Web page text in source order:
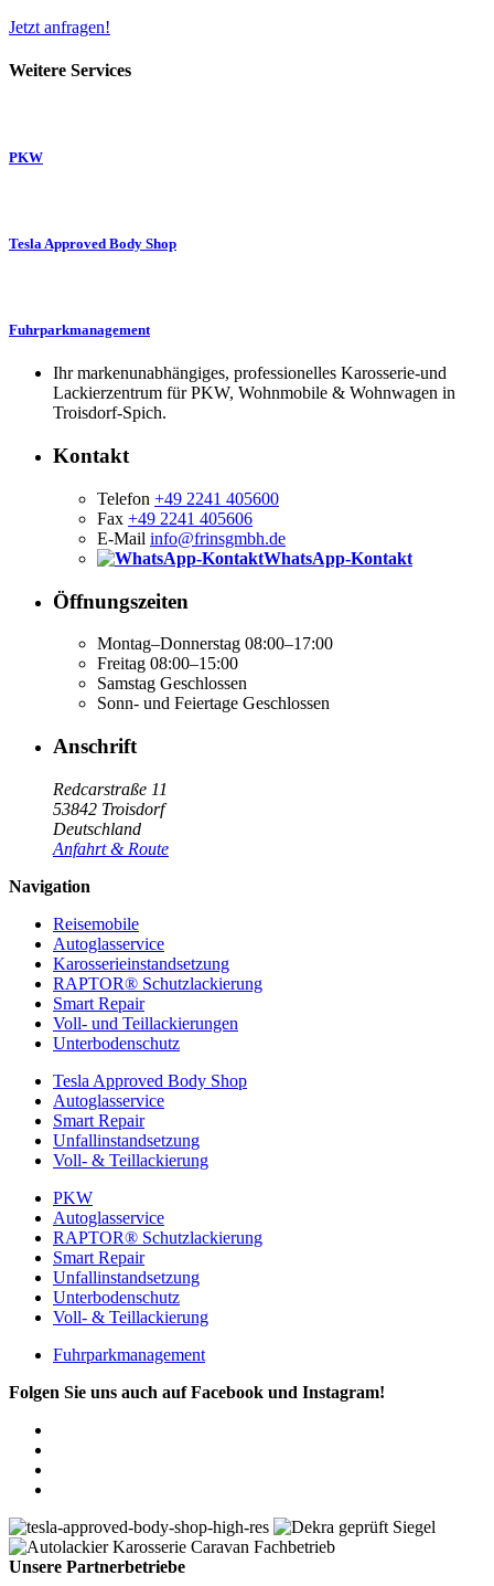
Jetzt anfragen!
Weitere Services
PKW
Tesla Approved Body Shop
Fuhrparkmanagement
Ihr markenunabhängiges, professionelles Karosserie-und
Lackierzentrum für PKW, Wohnmobile & Wohnwagen in
Troisdorf-Spich.
Kontakt
Telefon +49 2241 405600
Fax +49 2241 405606
E-Mail info@frinsgmbh.de
WhatsApp-Kontakt
Öffnungszeiten
Montag–Donnerstag 08:00–17:00
Freitag 08:00–15:00
Samstag Geschlossen
Sonn- und Feiertage Geschlossen
Anschrift
Redcarstraße 11
53842 Troisdorf
Deutschland
Anfahrt & Route
Navigation
Reisemobile
Autoglasservice
Karosserieinstandsetzung
RAPTOR® Schutzlackierung
Smart Repair
Voll- und Teillackierungen
Unterbodenschutz
Tesla Approved Body Shop
Autoglasservice
Smart Repair
Unfallinstandsetzung
Voll- & Teillackierung
PKW
Autoglasservice
RAPTOR® Schutzlackierung
Smart Repair
Unfallinstandsetzung
Unterbodenschutz
Voll- & Teillackierung
Fuhrparkmanagement
Folgen Sie uns auch auf Facebook und Instagram!
Unsere Partnerbetriebe